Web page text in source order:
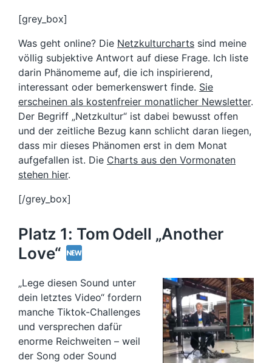
[grey_box]
Was geht online? Die Netzkulturcharts sind meine
völlig subjektive Antwort auf diese Frage. Ich liste
darin Phänomeme auf, die ich inspirierend,
interessant oder bemerkenswert finde. Sie
erscheinen als kostenfreier monatlicher Newsletter.
Der Begriff „Netzkultur“ ist dabei bewusst offen
und der zeitliche Bezug kann schlicht daran liegen,
dass mir dieses Phänomen erst in dem Monat
aufgefallen ist. Die Charts aus den Vormonaten
stehen hier.
[/grey_box]
Platz 1: Tom Odell „Another
Love“
„Lege diesen Sound unter
dein letztes Video“ fordern
manche Tiktok-Challenges
und versprechen dafür
enorme Reichweiten – weil
der Song oder Sound